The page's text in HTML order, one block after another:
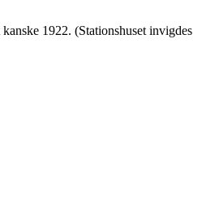
1922. (Stationshuset invigdes